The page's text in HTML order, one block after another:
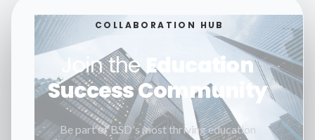
COLLABORATION HUB
Join theEducation
Success Community
Be part of BSD's most thriving education